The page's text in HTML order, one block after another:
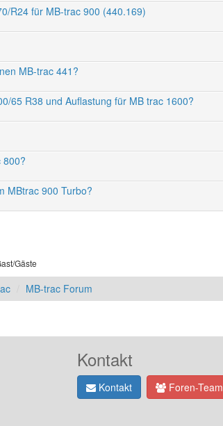
R24 für MB-trac 900 (440.169)
MB-trac 441?
65 R38 und Auflastung für MB trac 1600?
800?
MBtrac 900 Turbo?
Gäste
MB-trac Forum
Kontakt
Kontakt Foren-Team